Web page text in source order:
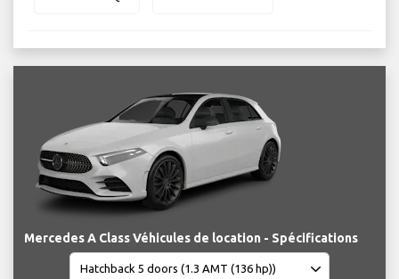
Mercedes A Class Véhicules de location - Spécifications